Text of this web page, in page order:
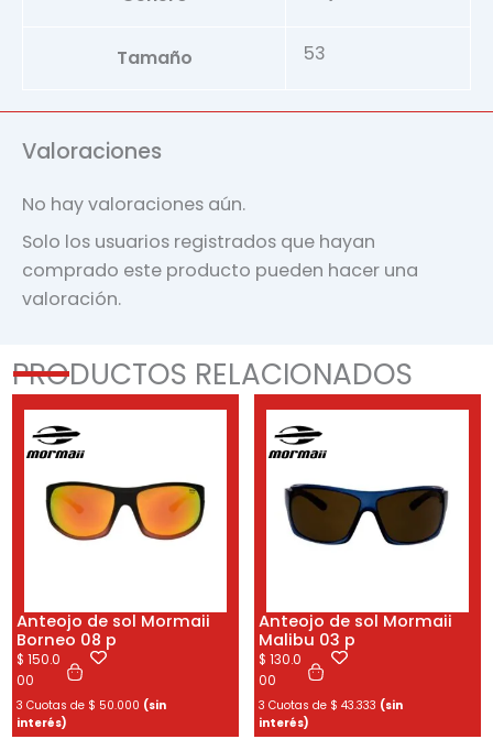
Tamaño 53
Valoraciones
No hay valoraciones aún.
Solo los usuarios registrados que hayan
comprado este producto pueden hacer una
valoración.
PRODUCTOS RELACIONADOS
Anteojo de sol Mormaii
Borneo 08 p
$ 150.0
00
3 Cuotas de $ 50.000 (sin
interés)
Anteojo de sol Mormaii
Malibu 03 p
$ 130.0
00
3 Cuotas de $ 43.333 (sin
interés)